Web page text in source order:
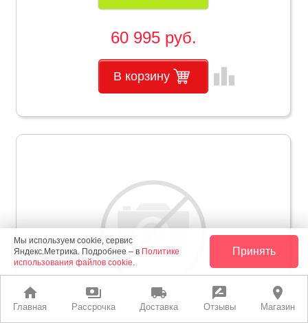
home
Главная
payments
Рассрочка
local_shipping
Доставка
rate_review
Отзывы
place
Магазин
60 995 руб.
В корзину leaderboard
Мы используем cookie, сервис
Яндекс.Метрика. Подробнее – в Политике
использования файлов cookie.
Принять